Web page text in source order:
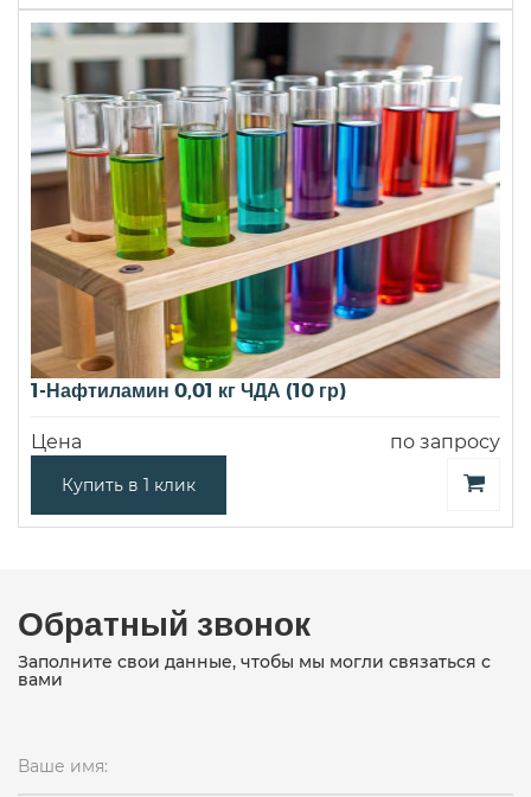
1-Нафтиламин 0,01 кг ЧДА (10 гр)
Цена по запросу
Купить в 1 клик
Обратный звонок
Заполните свои данные, чтобы мы могли связаться с
вами
Ваше имя: